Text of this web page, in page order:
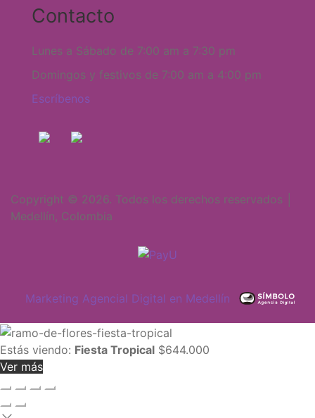
Contacto
Lunes a Sábado de 7:00 am a 7:30 pm
Domingos y festivos de 7:00 am a 4:00 pm
Escríbenos
Copyright © 2026. Todos los derechos reservados │
Medellín, Colombia
Marketing Agencial Digital en Medellín
Estás viendo: Fiesta Tropical $644.000
Ver más